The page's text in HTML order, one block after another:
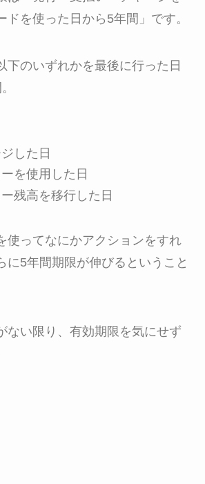
ドを使った日から5年間 」です。
下のいずれかを最後に行った日
した日
を使用した日
残高を移行した日
使ってなにかアクションをすれ
に5年間期限が伸びるということ
ない限り、有効期限を気にせず